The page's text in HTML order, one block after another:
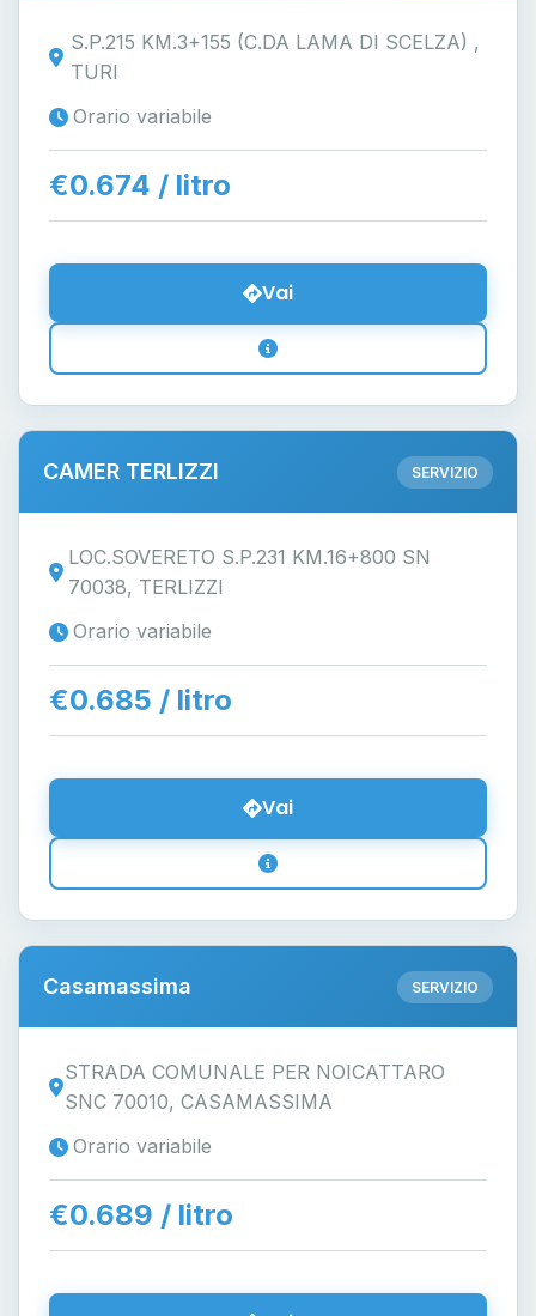
S.P.215 KM.3+155 (C.DA LAMA DI SCELZA) ,
TURI
Orario variabile
€0.674 / litro
Vai
CAMER TERLIZZI SERVIZIO
LOC.SOVERETO S.P.231 KM.16+800 SN
70038, TERLIZZI
Orario variabile
€0.685 / litro
Vai
Casamassima SERVIZIO
STRADA COMUNALE PER NOICATTARO
SNC 70010, CASAMASSIMA
Orario variabile
€0.689 / litro